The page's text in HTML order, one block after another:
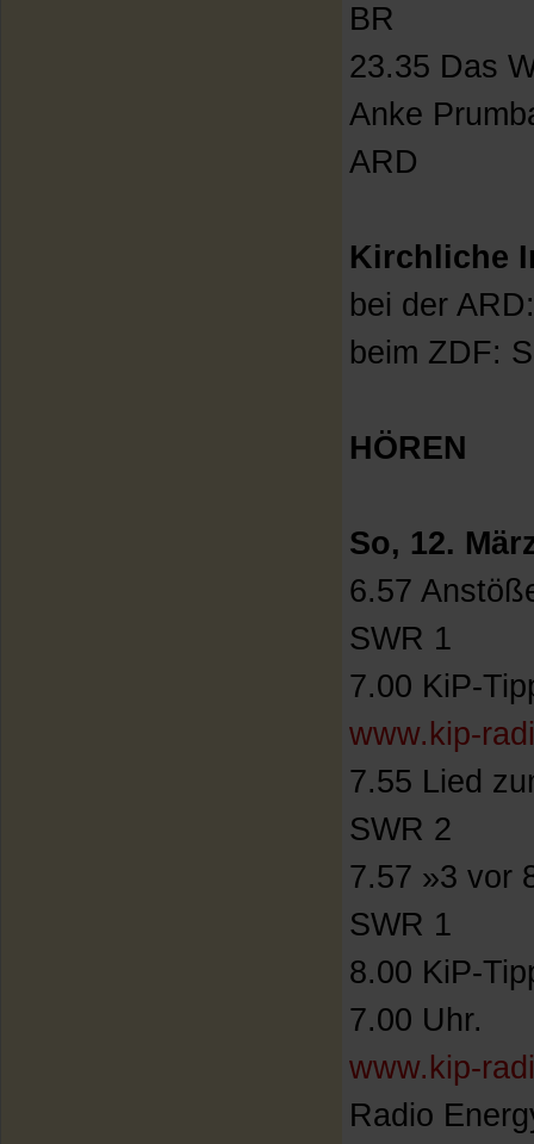
BR
23.35 Das
Anke
ARD
Kirchliche
bei der
beim ZDF:
HÖREN
So, 12.
6.57
SWR 1
7.00 KiP-
www.kip-
7.55 Lied
SWR 2
7.57 »3 vor
SWR 1
8.00 KiP-
7.00 Uhr.
www.kip-
Radio